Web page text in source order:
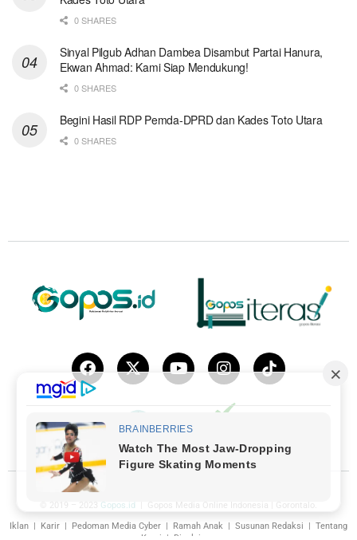
0 SHARES
Sinyal Pilgub Adhan Dambea Disambut Partai Hanura,
Ekwan Ahmad: Kami Siap Mendukung!
0 SHARES
Begini Hasil RDP Pemda-DPRD dan Kades Toto Utara
0 SHARES
© 2019 – 2023 Gopos.id | Gopos Media Online Indonesia | Gorontalo.
Iklan | Karir | Pedoman Media Cyber | Ramah Anak | Susunan Redaksi | Tentang
Kami | Disclaimer